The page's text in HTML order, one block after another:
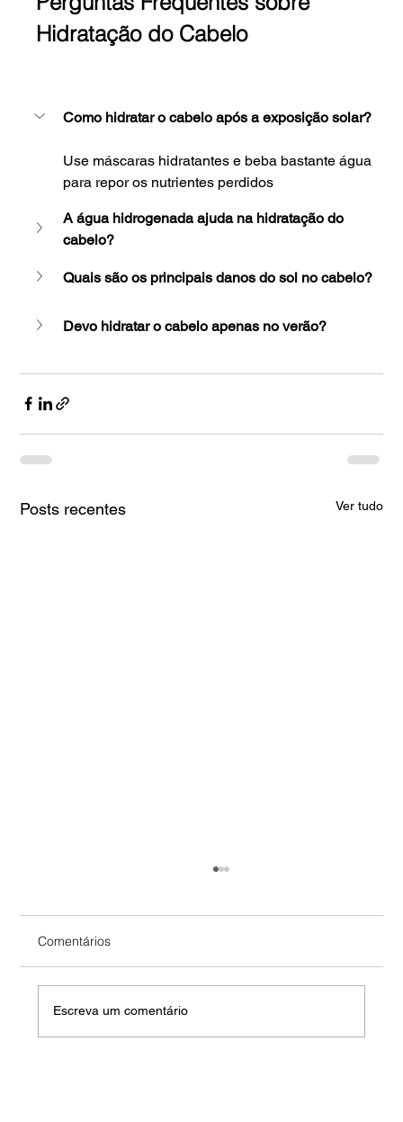
Hidratação do Cabelo
Como hidratar o cabelo após a exposição solar?
Use máscaras hidratantes e beba bastante água
para repor os nutrientes perdidos
A água hidrogenada ajuda na hidratação do
cabelo?
Quais são os principais danos do sol no cabelo?
Devo hidratar o cabelo apenas no verão?
Posts recentes Ver tudo
Comentários
Escreva um comentário